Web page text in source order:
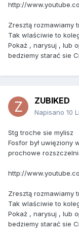
http://
Zresztą rozmawiamy
Tak wlaściwie to
Pokaż , narysuj , lub
bedziemy starać sie
ZUBIKED
Napisano 10
Stg troche sie mylisz
Fosfor był uwięziony
prochowe
http://
Zresztą rozmawiamy
Tak wlaściwie to
Pokaż , narysuj , lub
bedziemy starać sie